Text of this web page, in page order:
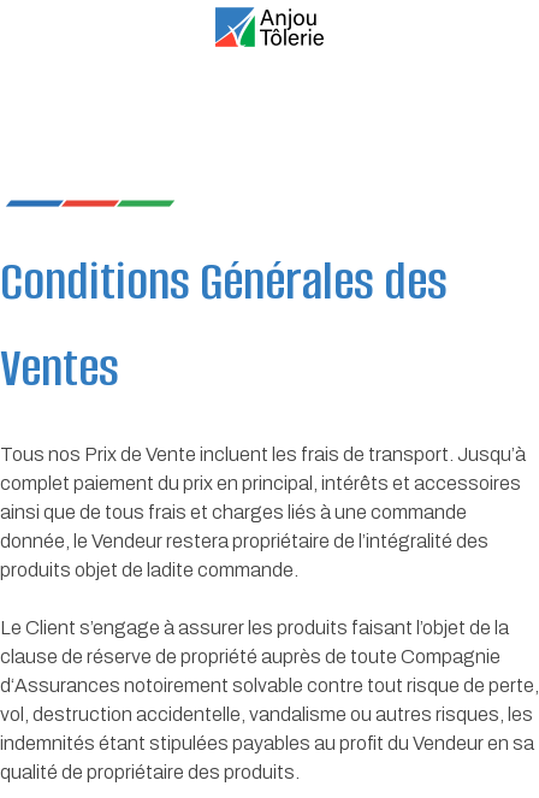
Conditions Générales des
Ventes
Tous nos Prix de Vente incluent les frais de transport. Jusqu’à
complet paiement du prix en principal, intérêts et accessoires
ainsi que de tous frais et charges liés à une commande
donnée, le Vendeur restera propriétaire de l’intégralité des
produits objet de ladite commande.
Le Client s’engage à assurer les produits faisant l’objet de la
clause de réserve de propriété auprès de toute Compagnie
d‘Assurances notoirement solvable contre tout risque de perte,
vol, destruction accidentelle, vandalisme ou autres risques, les
indemnités étant stipulées payables au profit du Vendeur en sa
qualité de propriétaire des produits.